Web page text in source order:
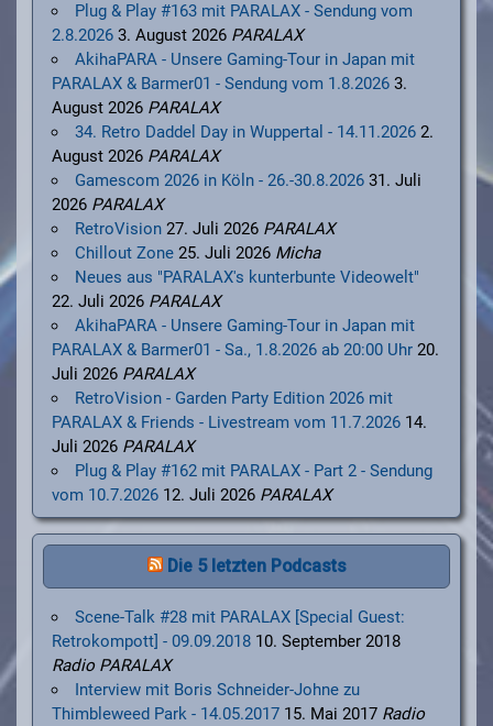
Plug & Play #163 mit PARALAX - Sendung vom
2.8.2026 3. August 2026 PARALAX
AkihaPARA - Unsere Gaming-Tour in Japan mit
PARALAX & Barmer01 - Sendung vom 1.8.2026 3.
August 2026 PARALAX
34. Retro Daddel Day in Wuppertal - 14.11.2026 2.
August 2026 PARALAX
Gamescom 2026 in Köln - 26.-30.8.2026 31. Juli
2026 PARALAX
RetroVision 27. Juli 2026 PARALAX
Chillout Zone 25. Juli 2026 Micha
Neues aus "PARALAX's kunterbunte Videowelt"
22. Juli 2026 PARALAX
AkihaPARA - Unsere Gaming-Tour in Japan mit
PARALAX & Barmer01 - Sa., 1.8.2026 ab 20:00 Uhr 20.
Juli 2026 PARALAX
RetroVision - Garden Party Edition 2026 mit
PARALAX & Friends - Livestream vom 11.7.2026 14.
Juli 2026 PARALAX
Plug & Play #162 mit PARALAX - Part 2 - Sendung
vom 10.7.2026 12. Juli 2026 PARALAX
Die 5 letzten Podcasts
Scene-Talk #28 mit PARALAX [Special Guest:
Retrokompott] - 09.09.2018 10. September 2018
Radio PARALAX
Interview mit Boris Schneider-Johne zu
Thimbleweed Park - 14.05.2017 15. Mai 2017 Radio